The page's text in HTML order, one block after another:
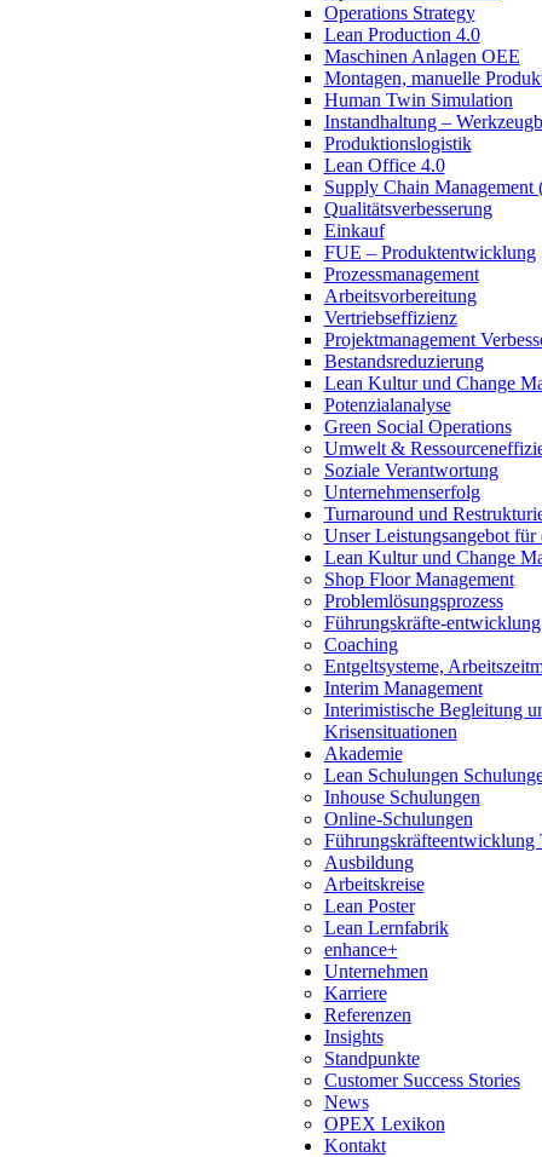
Operations Strategy
Lean Production 4.0
Maschinen Anlagen OEE
Montagen, manuelle
Human Twin Simulation
Instandhaltung –
Produktionslogistik
Lean Office 4.0
Supply Chain Management
Qualitätsverbesserung
Einkauf
FUE – Produktentwicklung
Prozessmanagement
Arbeitsvorbereitung
Vertriebseffizienz
Projektmanagement
Bestandsreduzierung
Lean Kultur und Change
Potenzialanalyse
Green Social Operations
Umwelt &
Soziale Verantwortung
Unternehmenserfolg
Turnaround und
Unser Leistungsangebot
Lean Kultur und Change
Shop Floor Management
Problemlösungsprozess
Führungskräfte-entwicklung
Coaching
Entgeltsysteme,
Interim Management
Interimistische Begleitung
Krisensituationen
Akademie
Lean Schulungen
Inhouse Schulungen
Online-Schulungen
Führungskräfteentwicklung
Ausbildung
Arbeitskreise
Lean Poster
Lean Lernfabrik
enhance+
Unternehmen
Karriere
Referenzen
Insights
Standpunkte
Customer Success Stories
News
OPEX Lexikon
Kontakt